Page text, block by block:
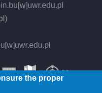
[w]uwr.edu.pl
[w]uwr.edu.pl
the proper